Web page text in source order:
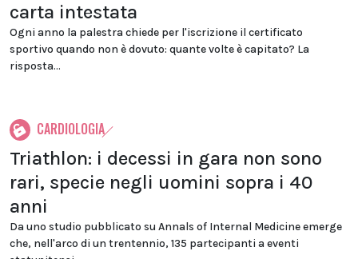
carta intestata
Ogni anno la palestra chiede per l'iscrizione il certificato
sportivo quando non è dovuto: quante volte è capitato? La
risposta...
CARDIOLOGIA
Triathlon: i decessi in gara non sono
rari, specie negli uomini sopra i 40
anni
Da uno studio pubblicato su Annals of Internal Medicine emerge
che, nell'arco di un trentennio, 135 partecipanti a eventi